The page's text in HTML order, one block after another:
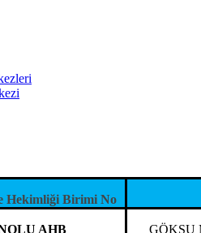
Hekimliği Birimi No
AHB
GÖKSU